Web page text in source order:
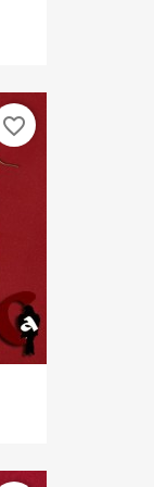
favorite_border